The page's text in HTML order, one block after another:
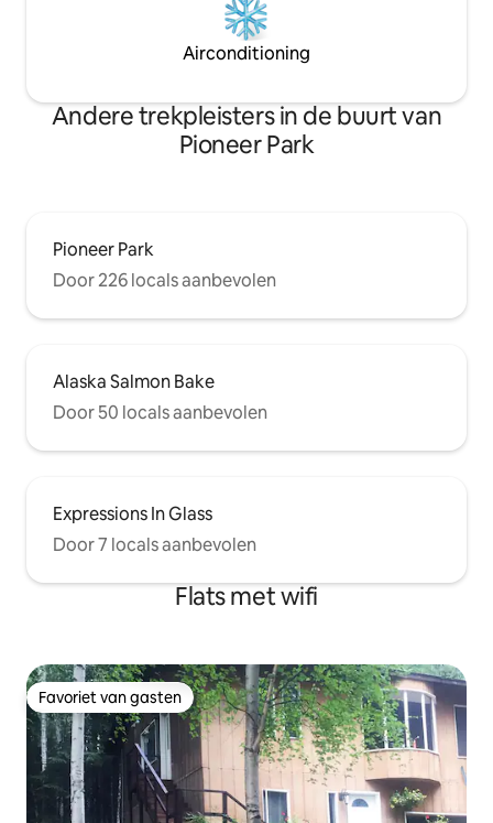
Airconditioning
Andere trekpleisters in de buurt van
Pioneer Park
Pioneer Park
Door 226 locals aanbevolen
Alaska Salmon Bake
Door 50 locals aanbevolen
Expressions In Glass
Door 7 locals aanbevolen
Flats met wifi
Favoriet van gasten
Favoriet van gasten